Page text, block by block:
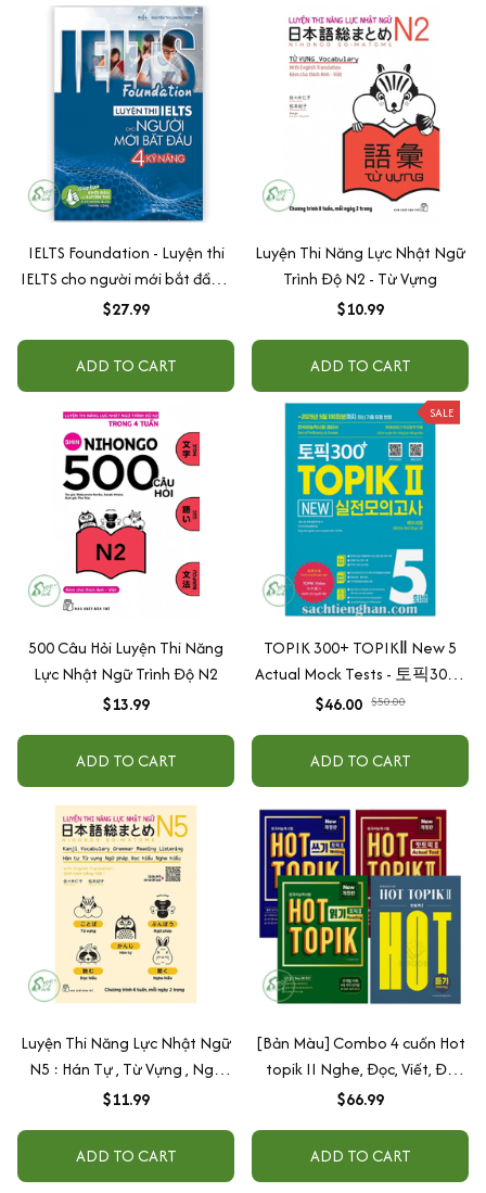
IELTS Foundation - Luyện thi
IELTS cho người mới bắt đầu 4
kỹ năng - Giúp bạn khởi đầu và
công
$27.99
ADD TO CART
Luyện Thi Năng Lực Nhật Ngữ
Trình Độ N2 - Từ Vựng
$10.99
ADD TO CART
500 Câu Hỏi Luyện Thi Năng
Lực Nhật Ngữ Trình Độ N2
$13.99
ADD TO CART
SALE
TOPIK 300+ TOPIKⅡ New 5
Actual Mock Tests - 토픽300+
TOPIKⅡ New 실전모의고사 5
$46.00 $50.00
ADD TO CART
Luyện Thi Năng Lực Nhật Ngữ
N5 : Hán Tự , Từ Vựng , Ngữ
Pháp , Đọc Hiểu , Nghe Hiểu
$11.99
ADD TO CART
[Bản Màu] Combo 4 cuốn Hot
topik II Nghe, Đọc, Viết, Đề
bản mới - 핫 토픽 2
$66.99
ADD TO CART